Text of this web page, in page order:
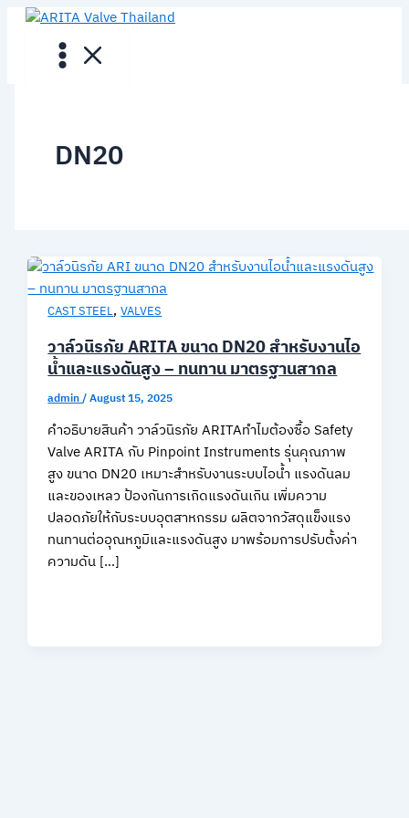
Skip
DN20
CAST STEEL,VALVES
วาล์วนิรภัย ARITA ขนาด DN20 สำหรับงานไอ
น้ำและแรงดันสูง – ทนทาน มาตรฐานสากล
admin/August 15, 2025
คำอธิบายสินค้า วาล์วนิรภัย ARITAทำไมต้องซื้อ Safety
Valve ARITA กับ Pinpoint Instruments รุ่นคุณภาพ
สูง ขนาด DN20 เหมาะสำหรับงานระบบไอน้ำ แรงดันลม
และของเหลว ป้องกันการเกิดแรงดันเกิน เพิ่มความ
ปลอดภัยให้กับระบบอุตสาหกรรม ผลิตจากวัสดุแข็งแรง
ทนทานต่ออุณหภูมิและแรงดันสูง มาพร้อมการปรับตั้งค่า
ความดัน […]